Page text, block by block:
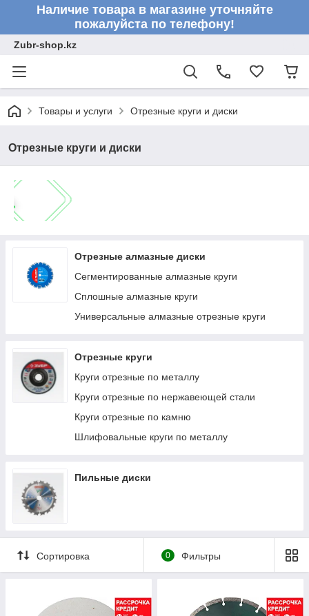
Наличие товара в магазине уточняйте
пожалуйста по телефону!
Zubr-shop.kz
Товары и услуги Отрезные круги и диски
Отрезные круги и диски
Отрезные алмазные диски
Сегментированные алмазные круги
Сплошные алмазные круги
Универсальные алмазные отрезные круги
Отрезные круги
Круги отрезные по металлу
Круги отрезные по нержавеющей стали
Круги отрезные по камню
Шлифовальные круги по металлу
Пильные диски
Сортировка 0 Фильтры